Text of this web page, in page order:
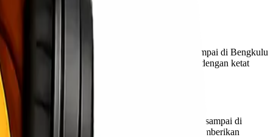
standar industri untuk memastikan barang Anda sampai di Bengkulu
barang. Setiap langkah pengiriman kami diawasi dengan ketat
yang efisien, kami memastikan barang Anda dapat sampai di
barang kapan saja dan di mana saja. Hal ini memberikan